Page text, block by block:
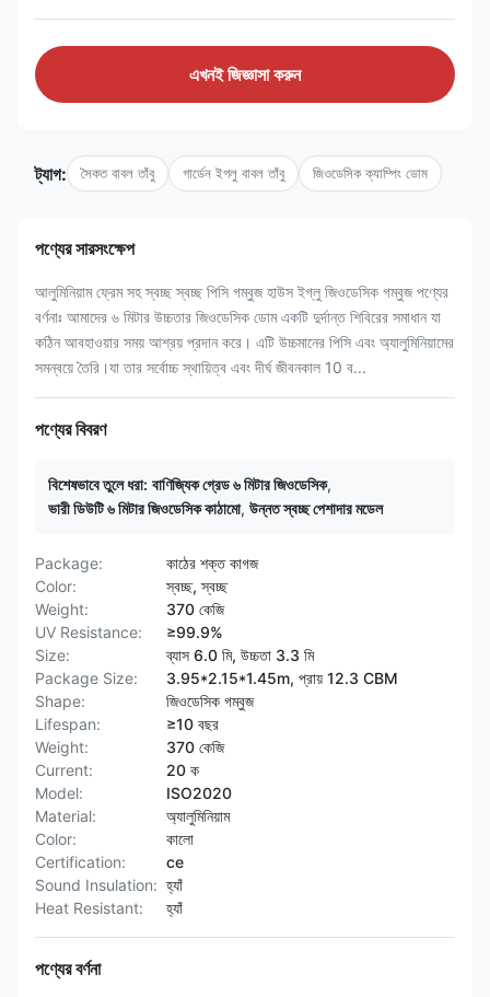
এখনই জিজ্ঞাসা করুন
ট্যাগ: সৈকত বাবল তাঁবু গার্ডেন ইগলু বাবল তাঁবু জিওডেসিক ক্যাম্পিং ডোম
পণ্যের সারসংক্ষেপ
আলুমিনিয়াম ফ্রেম সহ স্বচ্ছ স্বচ্ছ পিসি গম্বুজ হাউস ইগ্লু জিওডেসিক গম্বুজ পণ্যের
বর্ণনাঃ আমাদের ৬ মিটার উচ্চতার জিওডেসিক ডোম একটি দুর্দান্ত শিবিরের সমাধান যা
কঠিন আবহাওয়ার সময় আশ্রয় প্রদান করে। এটি উচ্চমানের পিসি এবং অ্যালুমিনিয়ামের
সমন্বয়ে তৈরি।যা তার সর্বোচ্চ স্থায়িত্ব এবং দীর্ঘ জীবনকাল 10 ব...
পণ্যের বিবরণ
বিশেষভাবে তুলে ধরা: বাণিজ্যিক গ্রেড ৬ মিটার জিওডেসিক,
ভারী ডিউটি ৬ মিটার জিওডেসিক কাঠামো, উন্নত স্বচ্ছ পেশাদার মডেল
Package:
কাঠের শক্ত কাগজ
Color:
স্বচ্ছ, স্বচ্ছ
Weight:
370 কেজি
UV Resistance:
≥99.9%
Size:
ব্যাস 6.0 মি, উচ্চতা 3.3 মি
Package Size:
3.95*2.15*1.45m, প্রায় 12.3 CBM
Shape:
জিওডেসিক গম্বুজ
Lifespan:
≥10 বছর
Weight:
370 কেজি
Current:
20 ক
Model:
ISO2020
Material:
অ্যালুমিনিয়াম
Color:
কালো
Certification:
ce
Sound Insulation: হ্যাঁ
Heat Resistant:
হ্যাঁ
পণ্যের বর্ণনা